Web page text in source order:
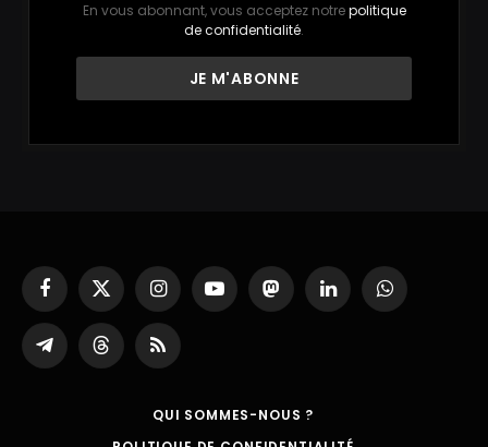
En vous abonnant, vous acceptez notrepolitique
de confidentialité.
Facebook
X
(Twitter)
InstagramYouTubeMastodonLinkedInWhatsApp
Partager
sur
ThreadsRSS
QUI SOMMES-NOUS ?